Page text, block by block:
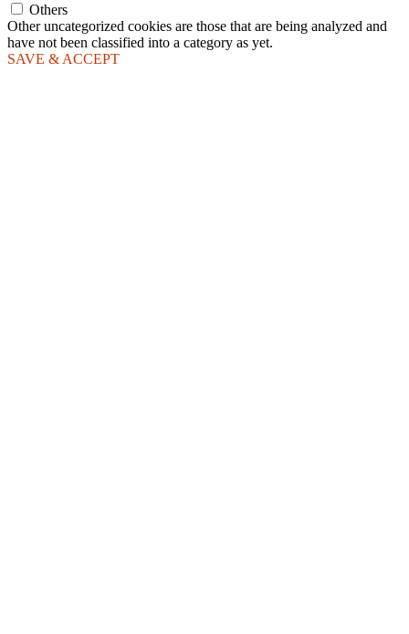
Others
Other uncategorized cookies are those that are being analyzed and
have not been classified into a category as yet.
SAVE & ACCEPT